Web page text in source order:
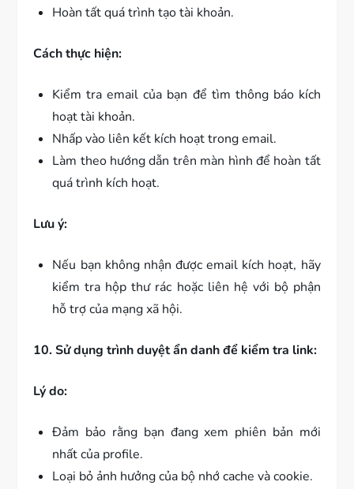
Hoàn tất quá trình tạo tài khoản.
Cách thực hiện:
Kiểm tra email của bạn để tìm thông báo kích
hoạt tài khoản.
Nhấp vào liên kết kích hoạt trong email.
Làm theo hướng dẫn trên màn hình để hoàn tất
quá trình kích hoạt.
Lưu ý:
Nếu bạn không nhận được email kích hoạt, hãy
kiểm tra hộp thư rác hoặc liên hệ với bộ phận
hỗ trợ của mạng xã hội.
10. Sử dụng trình duyệt ẩn danh để kiểm tra link:
Lý do:
Đảm bảo rằng bạn đang xem phiên bản mới
nhất của profile.
Loại bỏ ảnh hưởng của bộ nhớ cache và cookie.